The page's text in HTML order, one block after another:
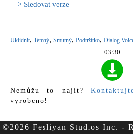
> Sledovat verze
Uklidnit, Temný, Smutný, Podtržítko, Dialog
03:30
Nemůžu to najít?
vyrobeno!
©2026 Fesliyan Studios Inc. -